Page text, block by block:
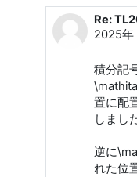
前田 一
Re:
2025年
積分記
置に配
しまし
逆に
れた位